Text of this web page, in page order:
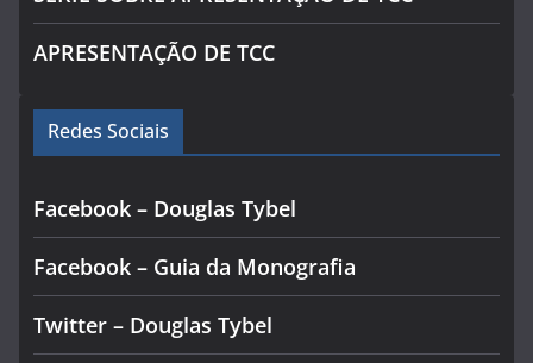
APRESENTAÇÃO DE TCC
Redes Sociais
Facebook – Douglas Tybel
Facebook – Guia da Monografia
Twitter – Douglas Tybel